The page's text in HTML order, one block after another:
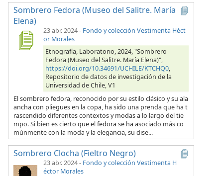
Sombrero Fedora (Museo del Salitre. María
Elena)
23 abr. 2024- Fondo y colección Vestimenta Héct
or Morales
Etnografía, Laboratorio, 2024, "Sombrero
Fedora (Museo del Salitre. María Elena)",
https://doi.org/10.34691/UCHILE/KTCHQ0,
Repositorio de datos de investigación de la
Universidad de Chile, V1
El sombrero fedora, reconocido por su estilo clásico y su ala
ancha con pliegues en la copa, ha sido una prenda que ha t
rascendido diferentes contextos y modas a lo largo del tie
mpo. Si bien es cierto que el fedora se ha asociado más co
múnmente con la moda y la elegancia, su dise...
Sombrero Clocha (Fieltro Negro)
23 abr. 2024- Fondo y colección Vestimenta H
éctor Morales